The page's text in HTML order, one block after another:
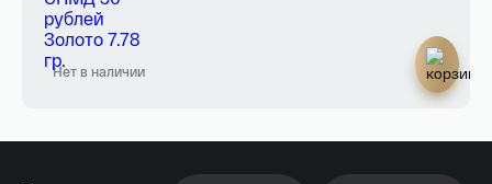
Нет в наличии